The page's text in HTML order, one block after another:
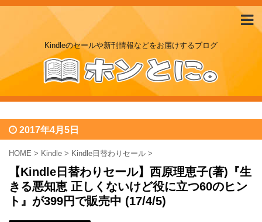
Kindleのセールや新刊情報などをお届けするブログ
2017年4月5日
HOME > Kindle > Kindle日替わりセール >
【Kindle日替わりセール】西原理恵子(著)『生
きる悪知恵 正しくないけど役に立つ60のヒン
ト』が399円で販売中 (17/4/5)